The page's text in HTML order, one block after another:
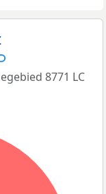
8771 LC